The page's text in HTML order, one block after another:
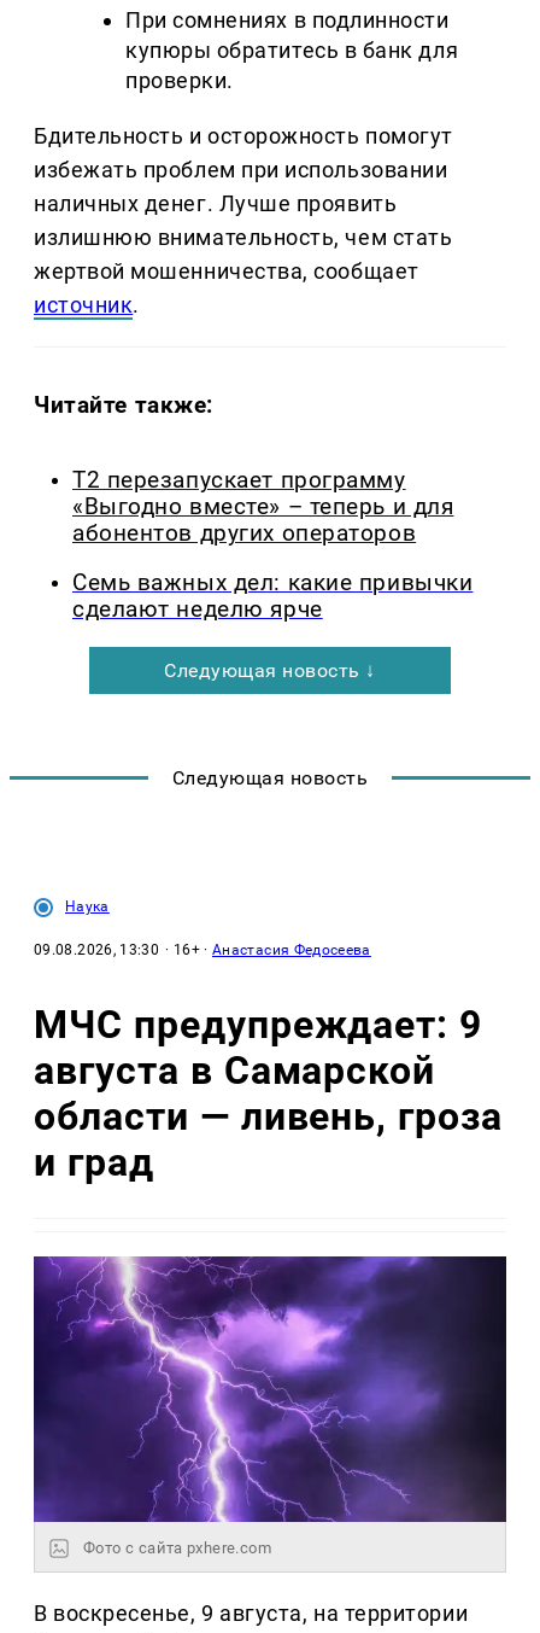
При сомнениях в подлинности
купюры обратитесь в банк для
проверки.
Бдительность и осторожность помогут
избежать проблем при использовании
наличных денег. Лучше проявить
излишнюю внимательность, чем стать
жертвой мошенничества, сообщает
источник.
Читайте также:
Т2 перезапускает программу
«Выгодно вместе» – теперь и для
абонентов других операторов
Семь важных дел: какие привычки
сделают неделю ярче
Следующая новость ↓
Следующая новость
Наука
09.08.2026, 13:30 · 16+ ·Анастасия Федосеева
МЧС предупреждает: 9
августа в Самарской
области — ливень, гроза
и град
Фото с сайта pxhere.com
В воскресенье, 9 августа, на территории